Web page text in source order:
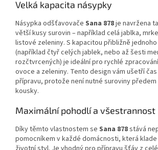
Velká kapacita násypky
Násypka odšťavovače Sana 878je navržena
větší kusy surovin – například celá jablka,
listové zeleniny. S kapacitou přibližně
(například čtyř celých jablek, nebo až šesti
rozčtvrcených) je ideální pro rychlé
ovoce a zeleniny. Tento design vám ušetří
přípravu, protože není nutné suroviny předem
kousky.
Maximální pohodlí a všestrannost
Díky těmto vlastnostem se Sana 878stává
pomocníkem v každé domácnosti, která